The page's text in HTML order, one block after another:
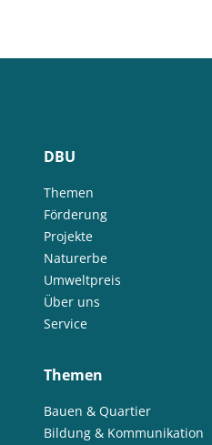
DBU
Themen
Förderung
Projekte
Naturerbe
Umweltpreis
Über uns
Service
Themen
Bauen & Quartier
Bildung & Kommunikation